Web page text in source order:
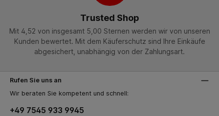
Trusted Shop
Mit 4,52 von insgesamt 5,00 Sternen werden wir von unseren
Kunden bewertet. Mit dem Käuferschutz sind Ihre Einkäufe
abgesichert, unabhängig von der Zahlungsart.
Rufen Sie uns an
Wir beraten Sie kompetent und schnell:
+49 7545 933 9945